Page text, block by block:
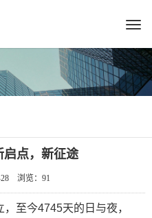
启点，新征途
浏览： 91
至今4745天的日与夜，